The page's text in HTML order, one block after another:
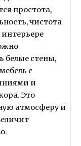
простота,
чистота
интерьере
белые стены,
с
и
Это
атмосферу и